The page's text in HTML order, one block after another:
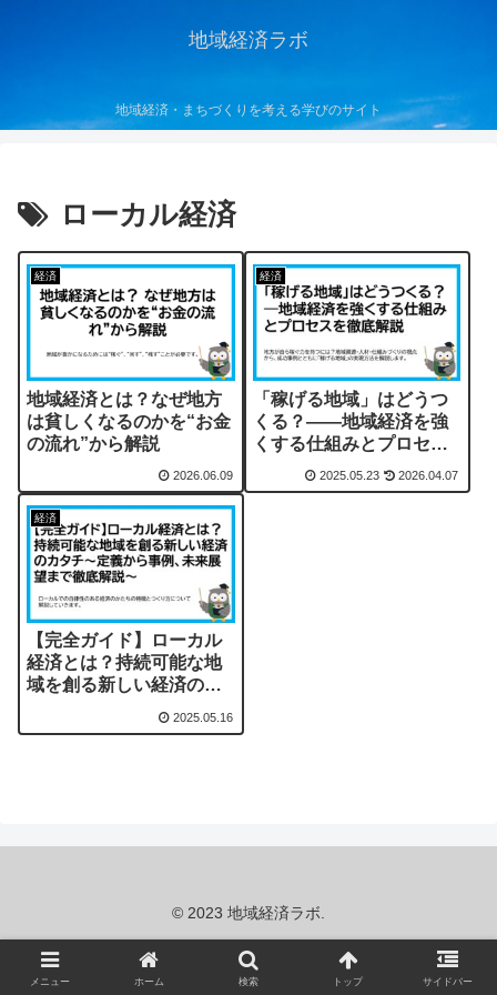
地域経済ラボ
地域経済・まちづくりを考える学びのサイト
ローカル経済
経済
地域経済とは？なぜ地方
は貧しくなるのかを“お金
の流れ”から解説
2026.06.09
経済
「稼げる地域」はどうつ
くる？――地域経済を強
くする仕組みとプロセス
を徹底解説
2025.05.23 2026.04.07
経済
【完全ガイド】ローカル
経済とは？持続可能な地
域を創る新しい経済のカ
来展望まで徹底解説～
2025.05.16
© 2023 地域経済ラボ.
メニュー ホーム 検索 トップ サイドバー